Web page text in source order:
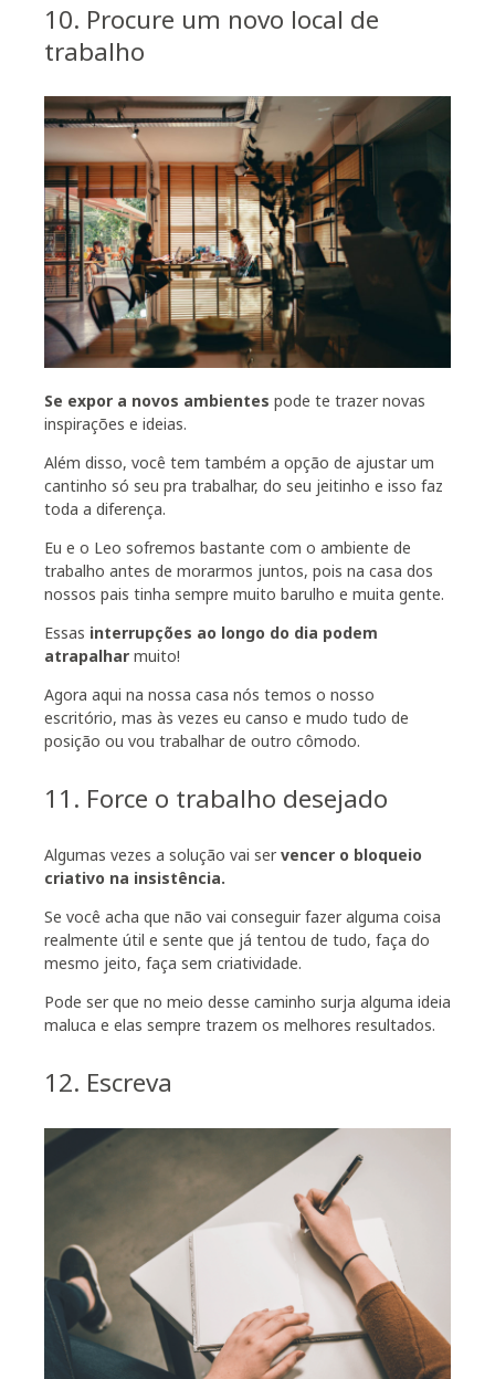
10. Procure um novo local de
trabalho
Se expor a novos ambientes pode te trazer novas
inspirações e ideias.
Além disso, você tem também a opção de ajustar um
cantinho só seu pra trabalhar, do seu jeitinho e isso faz
toda a diferença.
Eu e o Leo sofremos bastante com o ambiente de
trabalho antes de morarmos juntos, pois na casa dos
nossos pais tinha sempre muito barulho e muita gente.
Essas interrupções ao longo do dia podem
atrapalhar muito!
Agora aqui na nossa casa nós temos o nosso
escritório, mas às vezes eu canso e mudo tudo de
posição ou vou trabalhar de outro cômodo.
11. Force o trabalho desejado
Algumas vezes a solução vai ser vencer o bloqueio
criativo na insistência.
Se você acha que não vai conseguir fazer alguma coisa
realmente útil e sente que já tentou de tudo, faça do
mesmo jeito, faça sem criatividade.
Pode ser que no meio desse caminho surja alguma ideia
maluca e elas sempre trazem os melhores resultados.
12. Escreva